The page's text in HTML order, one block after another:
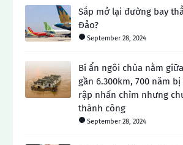
Sắp mở lại đường bay
Đảo?
September 28, 2024
Bí ẩn ngôi chùa nằm
gần 6.300km, 700 năm
rập nhấn chìm nhưng
thành công
September 28, 2024